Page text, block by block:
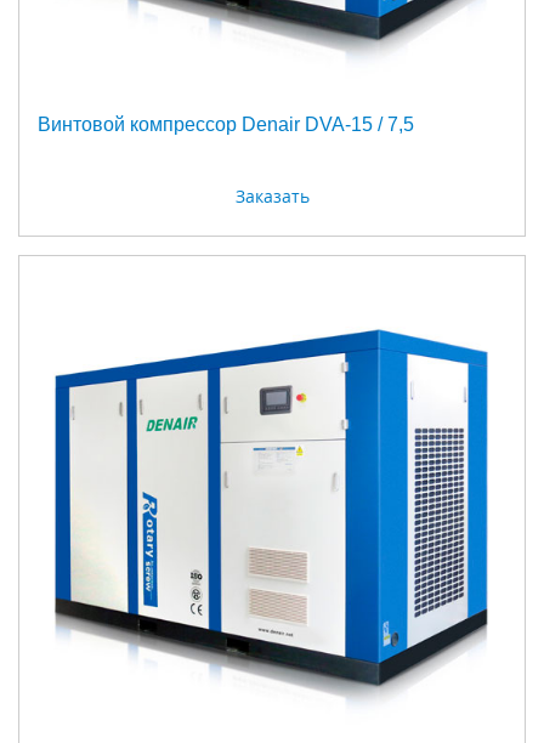
Винтовой компрессор Denair DVA-15 / 7,5
Заказать